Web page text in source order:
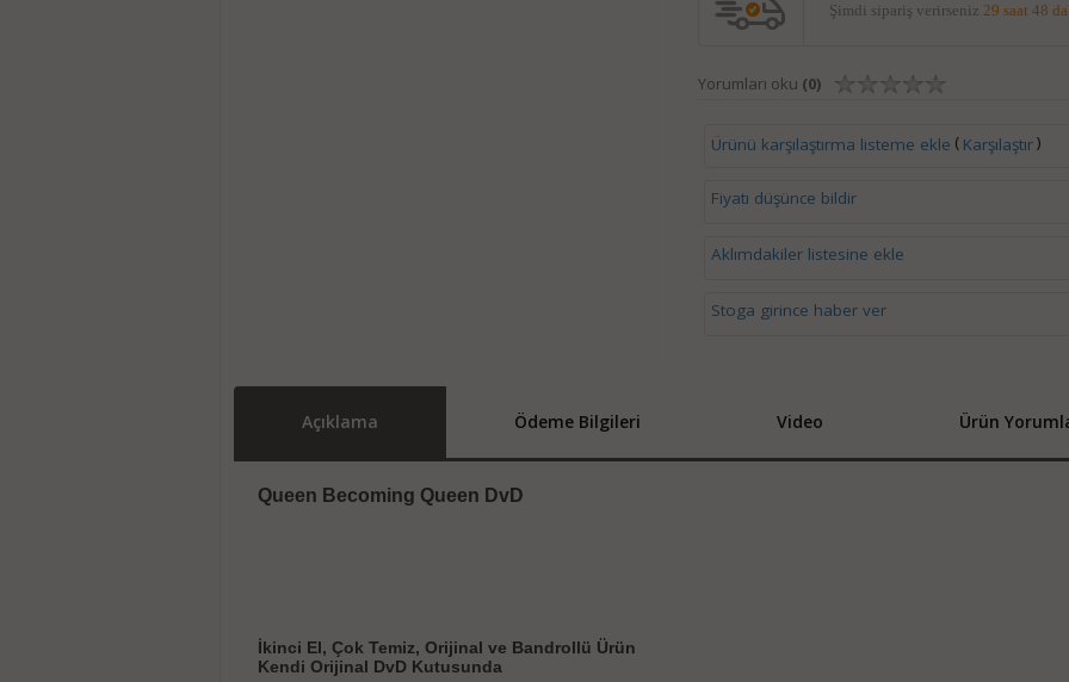
Şimdi sipariş verirseniz 29 saat 48
Yorumları oku (0)
Ürünü karşılaştırma listeme ekle ( Karşılaştır)
Fiyatı düşünce bildir
Aklımdakiler listesine ekle
Stoga girince haber ver
Açıklama Ödeme Bilgileri Video Ürün
Queen Becoming Queen DvD
İkinci El, Çok Temiz, Orijinal ve Bandrollü Ürün
Kendi Orijinal DvD Kutusunda